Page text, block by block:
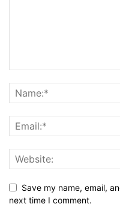
Save my name, email,
next time I comment.